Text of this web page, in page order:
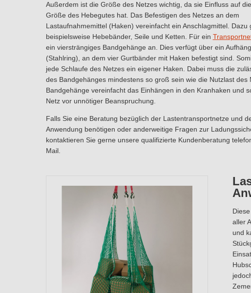
Außerdem ist die Größe des Netzes wichtig, da sie Einfluss auf
Größe des Hebegutes hat. Das Befestigen des Netzes an dem
Lastaufnahmemittel (Haken) vereinfacht ein Anschlagmittel. Dazu
beispielsweise Hebebänder, Seile und Ketten. Für ein
ein viersträngiges Bandgehänge an. Dies verfügt über ein
(Stahlring), an dem vier Gurtbänder mit Haken befestigt sind.
jede Schlaufe des Netzes ein eigener Haken. Dabei muss die
des Bandgehänges mindestens so groß sein wie die Nutzlast des
Bandgehänge vereinfacht das Einhängen in den Kranhaken und
Netz vor unnötiger Beanspruchung.
Falls Sie eine Beratung bezüglich der Lastentransportnetze und
Anwendung benötigen oder anderweitige Fragen zur
kontaktieren Sie gerne unsere qualifizierte Kundenberatung
Mail.
aller
und